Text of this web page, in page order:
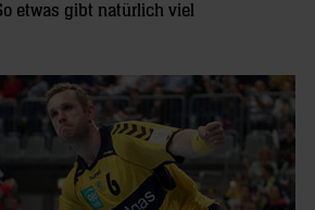
etwas gibt natürlich viel